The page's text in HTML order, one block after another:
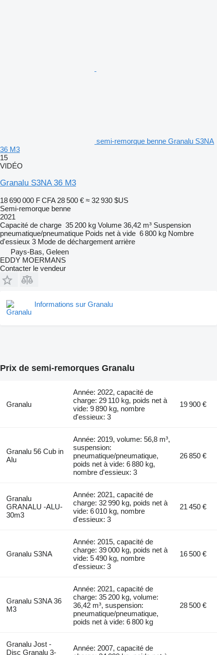
semi-remorque benne Granalu S3NA
36 M3
15
VIDÉO
Granalu S3NA 36 M3
18 690 000 F CFA 28 500 € ≈ 32 930 $US
Semi-remorque benne
2021
Capacité de charge 35 200 kg Volume 36,42 m³ Suspension
pneumatique/pneumatique Poids net à vide 6 800 kg Nombre
d'essieux 3 Mode de déchargement arrière
Pays-Bas, Geleen
EDDY MOERMANS
Contacter le vendeur
Informations sur Granalu
Prix de semi-remorques Granalu
Granalu
Année: 2022, capacité de
charge: 29 110 kg, poids net à
vide: 9 890 kg, nombre
d'essieux: 3
19 900 €
Granalu 56 Cub in
Alu
Année: 2019, volume: 56,8 m³,
suspension:
pneumatique/pneumatique,
poids net à vide: 6 880 kg,
nombre d'essieux: 3
26 850 €
Granalu
GRANALU -ALU-
30m3
Année: 2021, capacité de
charge: 32 990 kg, poids net à
vide: 6 010 kg, nombre
d'essieux: 3
21 450 €
Granalu S3NA
Année: 2015, capacité de
charge: 39 000 kg, poids net à
vide: 5 490 kg, nombre
d'essieux: 3
16 500 €
Granalu S3NA 36
M3
Année: 2021, capacité de
charge: 35 200 kg, volume:
36,42 m³, suspension:
pneumatique/pneumatique,
poids net à vide: 6 800 kg
28 500 €
Granalu Jost -
Disc Granalu 3-
Année: 2007, capacité de